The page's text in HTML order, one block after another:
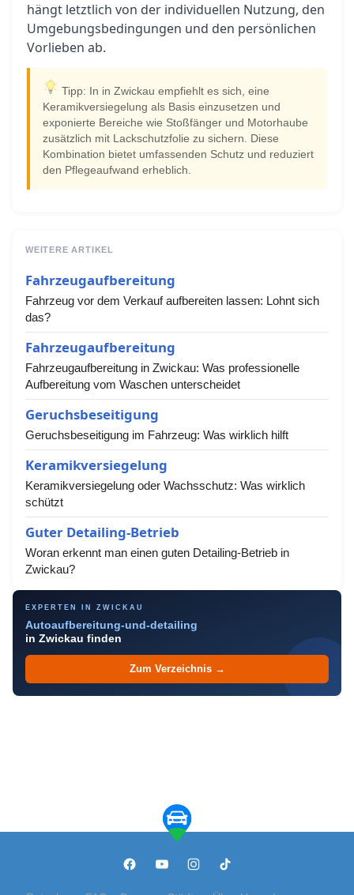
hängt letztlich von der individuellen Nutzung, den
Umgebungsbedingungen und den persönlichen
Vorlieben ab.
Tipp: In in Zwickau empfiehlt es sich, eine
Keramikversiegelung als Basis einzusetzen und
exponierte Bereiche wie Stoßfänger und Motorhaube
zusätzlich mit Lackschutzfolie zu sichern. Diese
Kombination bietet umfassenden Schutz und reduziert
den Pflegeaufwand erheblich.
WEITERE ARTIKEL
Fahrzeugaufbereitung
Fahrzeug vor dem Verkauf aufbereiten lassen: Lohnt sich
das?
Fahrzeugaufbereitung
Fahrzeugaufbereitung in Zwickau: Was professionelle
Aufbereitung vom Waschen unterscheidet
Geruchsbeseitigung
Geruchsbeseitigung im Fahrzeug: Was wirklich hilft
Keramikversiegelung
Keramikversiegelung oder Wachsschutz: Was wirklich
schützt
Guter Detailing-Betrieb
Woran erkennt man einen guten Detailing-Betrieb in
Zwickau?
EXPERTEN IN ZWICKAU
Autoaufbereitung-und-detailing
in Zwickau finden
Zum Verzeichnis →